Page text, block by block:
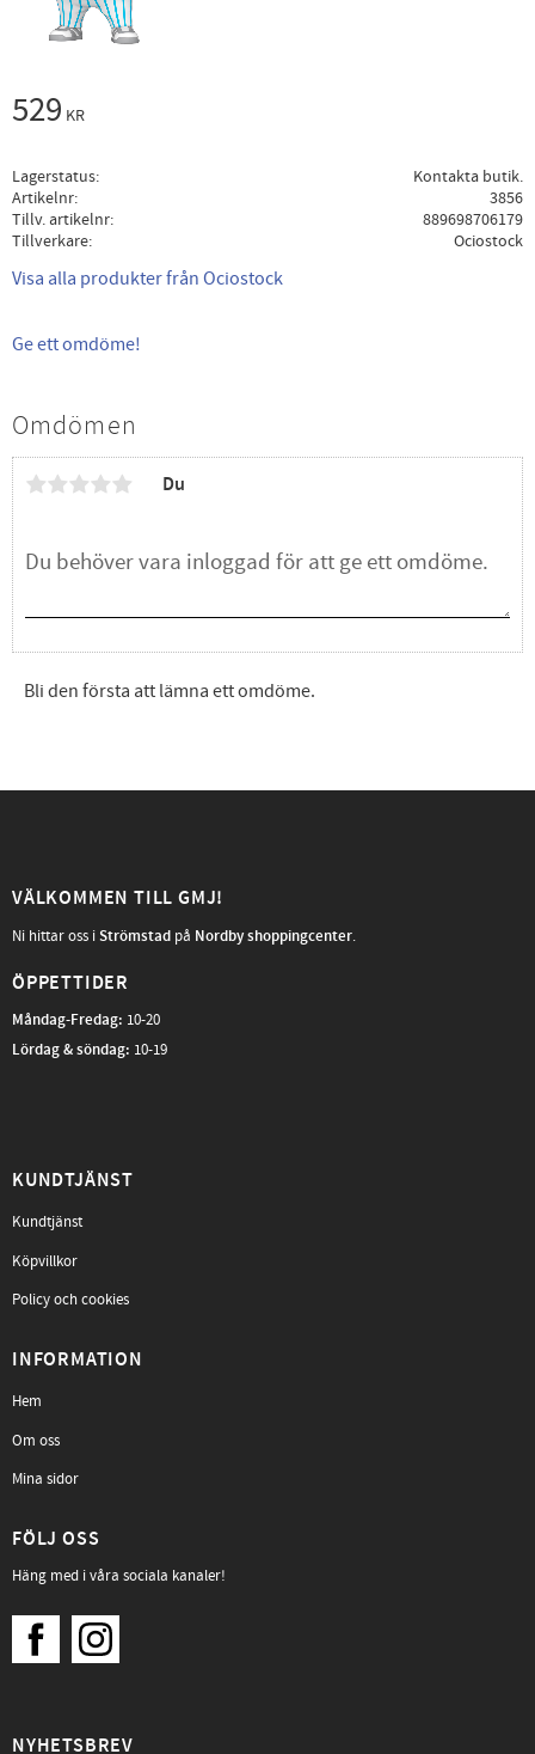
529 KR
Lagerstatus
Kontakta butik.
Artikelnr
3856
Tillv. artikelnr
889698706179
Tillverkare
Ociostock
Visa alla produkter från Ociostock
Ge ett omdöme!
Omdömen
Du
Bli den första att lämna ett omdöme.
VÄLKOMMEN TILL GMJ!
Ni hittar oss iStrömstad på Nordby shoppingcenter.
ÖPPETTIDER
Måndag-Fredag: 10-20
Lördag & söndag: 10-19
KUNDTJÄNST
Kundtjänst
Köpvillkor
Policy och cookies
INFORMATION
Hem
Om oss
Mina sidor
FÖLJ OSS
Häng med i våra sociala kanaler!
NYHETSBREV